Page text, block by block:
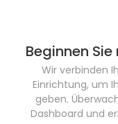
Beginnen
Wir verbinden
Einrichtung, um
geben.
Dashboard und